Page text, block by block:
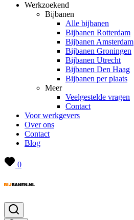
Werkzoekend
Bijbanen
Alle bijbanen
Bijbanen Rotterdam
Bijbanen Amsterdam
Bijbanen Groningen
Bijbanen Utrecht
Bijbanen Den Haag
Bijbanen per plaats
Meer
Veelgestelde vragen
Contact
Voor werkgevers
Over ons
Contact
Blog
0